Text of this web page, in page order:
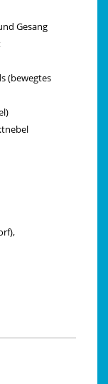
Gesang
(bewegtes